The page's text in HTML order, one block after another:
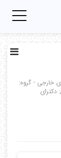
خارجی - گروه: